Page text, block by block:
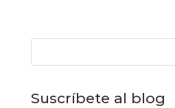
Suscríbete al blog